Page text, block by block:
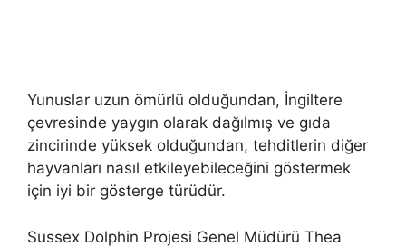
Yunuslar uzun ömürlü olduğundan, İngiltere
çevresinde yaygın olarak dağılmış ve gıda
zincirinde yüksek olduğundan, tehditlerin diğer
hayvanları nasıl etkileyebileceğini göstermek
için iyi bir gösterge türüdür.
Sussex Dolphin Projesi Genel Müdürü Thea